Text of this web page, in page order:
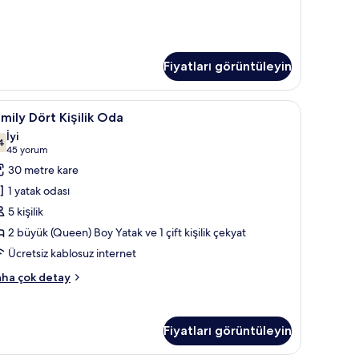
Fiyatları görüntüleyin
Family Dört Kişilik Oda | Anti alerjik yatak
6 Dört Kişilik Oda
/ 10
İyi
45 yorum
(45
yorum)
30 metre kare
1 yatak odası
5 kişilik
2 büyük (Queen) Boy Yatak ve 1 çift kişilik çekyat
Ücretsiz kablosuz internet
çok detay
Fiyatları görüntüleyin